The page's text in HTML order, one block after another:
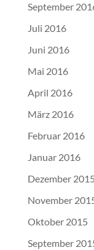
September
Juli 2016
Juni 2016
Mai 2016
April 2016
März 2016
Februar 2016
Januar 2016
Dezember 2015
November
Oktober 2015
September